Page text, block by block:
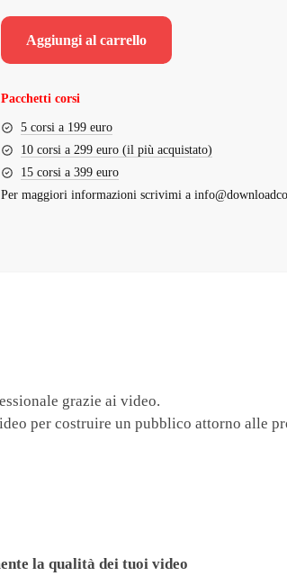
originale
era:
attuale
è:
Aggiungi al carrello
Pacchetti corsi
5 corsi a 199 euro
10 corsi a 299 euro (il più acquistato)
15 corsi a 399 euro
Per maggiori informazioni scrivimi a
grazie ai video.
per costruire un pubblico attorno alle
la qualità dei tuoi video